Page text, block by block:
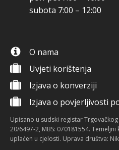
subota 7:00 – 12:00
O nama
Uvjeti korištenja
Izjava o konverziji
Izjava o povjerljivosti
Upisano u sudski registar
20/6497-2, MBS: 070181554.
uplaćen u cjelosti. Uprava društva: